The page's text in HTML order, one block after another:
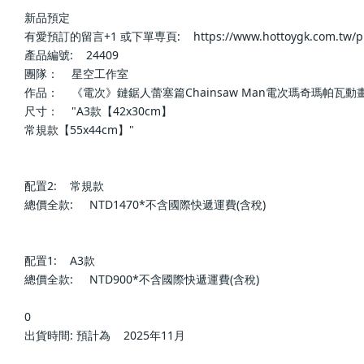
新品預定
有愛預訂的留言+1 或下單専頁:    https://
產品編號:    24409
團隊：    星空工作室
作品：    《電次》鏈鋸人蕾塞篇Chainsaw Man電次瑪
尺寸：    "A3款【42x30cm】
常規款【55x44cm】"
配置2:    常規款
總價全款:     NTD1470*不含國際快遞運費(含稅)
配置1:    A3款
總價全款:     NTD900*不含國際快遞運費(含稅)
0
出貨時間: 預計為    2025年11月